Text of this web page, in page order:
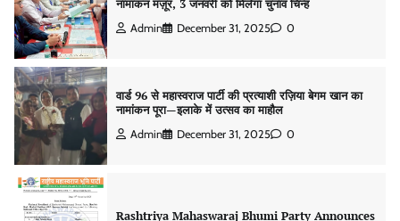
नामांकन मंज़ूर, 3 जनवरी को मिलेगा चुनाव चिन्ह
Admin December 31, 2025 0
वार्ड 96 से महास्वराज पार्टी की प्रत्याशी रज़िया बेगम खान का
नामांकन पूरा—इलाके में उत्सव का माहौल
Admin December 31, 2025 0
Rashtriya Mahaswaraj Bhumi Party Announces